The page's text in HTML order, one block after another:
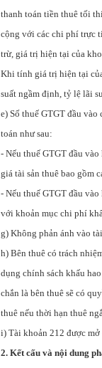
thanh toán tiền thuê tối
cộng với các chi phí trực
trừ, giá trị hiện tại của
Khi tính giá trị hiện tại
suất ngầm định, tỷ lệ lãi
e) Số thuế GTGT đầu
toán như sau:
- Nếu thuế GTGT đầu
giá tài sản thuê bao gồm
- Nếu thuế GTGT đầu
với khoản mục chi phí
g) Không phản ánh vào
h) Bên thuê có trách
dụng chính sách khấu
chắn là bên thuê sẽ có
thuê nếu thời hạn thuê
i) Tài khoản 212 được
2. Kết cấu và nội dung